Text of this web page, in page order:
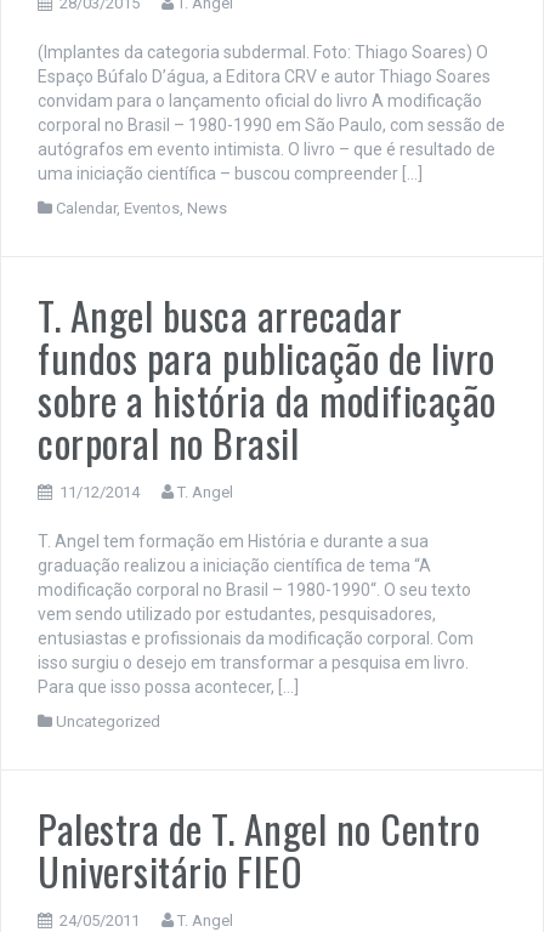
(Implantes da categoria subdermal. Foto: Thiago Soares) O
Espaço Búfalo D’água, a Editora CRV e autor Thiago Soares
convidam para o lançamento oficial do livro A modificação
corporal no Brasil – 1980-1990 em São Paulo, com sessão de
autógrafos em evento intimista. O livro – que é resultado de
uma iniciação científica – buscou compreender […]
Calendar, Eventos News
T. Angel busca arrecadar
fundos para publicação de livro
sobre a história da modificação
corporal no Brasil
11/12/2014 T. Angel
T. Angel tem formação em História e durante a sua
graduação realizou a iniciação científica de tema “A
modificação corporal no Brasil – 1980-1990“. O seu texto
vem sendo utilizado por estudantes, pesquisadores,
entusiastas e profissionais da modificação corporal. Com
isso surgiu o desejo em transformar a pesquisa em livro.
Para que isso possa acontecer, […]
Uncategorized
Palestra de T. Angel no Centro
Universitário FIEO
24/05/2011 T. Angel